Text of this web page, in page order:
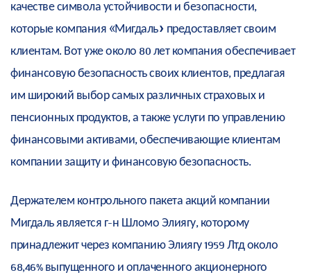
качестве символа устойчивости и безопасности,
которые компания «Мигдаль» предоставляет своим
клиентам. Вот уже около 80 лет компания обеспечивает
финансовую безопасность своих клиентов, предлагая
им широкий выбор самых различных страховых и
пенсионных продуктов, а также услуги по управлению
финансовыми активами, обеспечивающие клиентам
компании защиту и финансовую безопасность.
Держателем контрольного пакета акций компании
Мигдаль является г-н Шломо Элиягу, которому
принадлежит через компанию Элиягу 1959 Лтд около
68,46% выпущенного и оплаченного акционерного